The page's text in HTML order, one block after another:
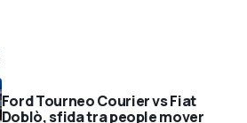
Ford Tourneo Courier vs Fiat
Doblò, sfida tra people mover